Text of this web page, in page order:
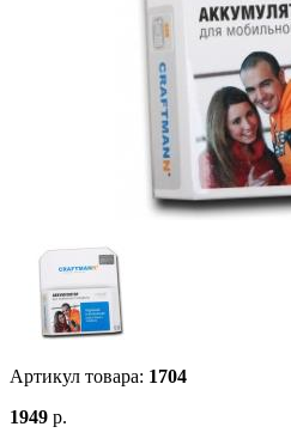
Артикул товара: 1704
1949 р.